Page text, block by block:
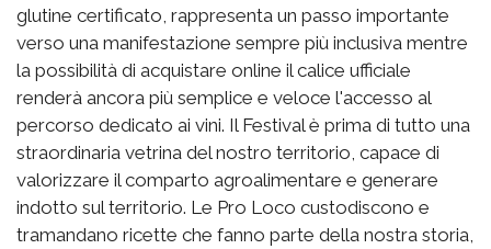
glutine certificato, rappresenta un passo importante
verso una manifestazione sempre più inclusiva mentre
la possibilità di acquistare online il calice ufficiale
renderà ancora più semplice e veloce l'accesso al
percorso dedicato ai vini. Il Festival è prima di tutto una
straordinaria vetrina del nostro territorio, capace di
valorizzare il comparto agroalimentare e generare
indotto sul territorio. Le Pro Loco custodiscono e
tramandano ricette che fanno parte della nostra storia,